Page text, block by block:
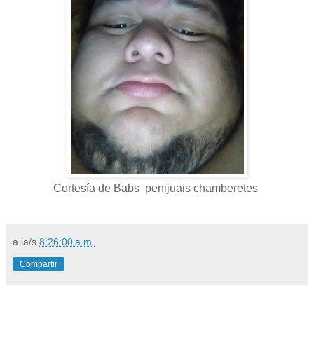
Cortesía de Babs penijuais chamberetes
a la/s 8:26:00 a.m.
Compartir